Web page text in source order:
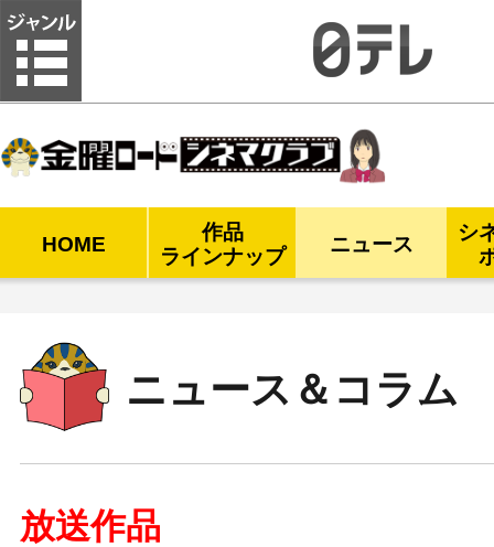
HOME
作品
ラインナップ
ニュース
シ
ニュース＆コラム
放送作品